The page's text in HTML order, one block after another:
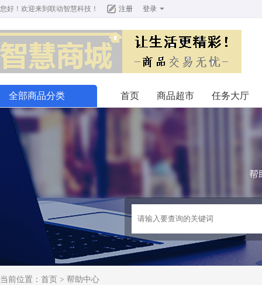
您好！欢迎来到 联动智慧科技 ！ 注册 登录
全部商品分类 首页 商品超市 任务大厅
帮
当前位置： 首页 > 帮助中心